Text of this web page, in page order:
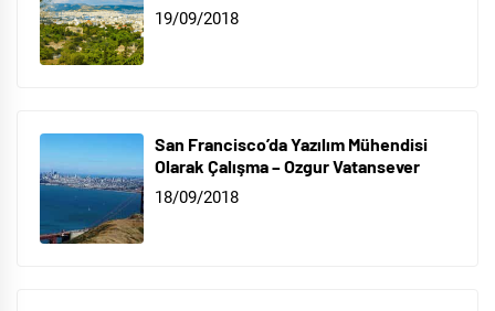
19/09/2018
San Francisco’da Yazılım Mühendisi
Olarak Çalışma – Ozgur Vatansever
18/09/2018